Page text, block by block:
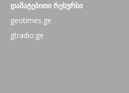
დამატებითი რესურსი
geotimes.ge
gtradio.ge